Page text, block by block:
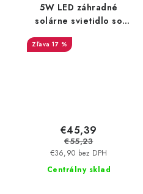
5W LED záhradné
solárne svietidlo so
400lm - čierne
17 %
Centrálny sklad
€36,90 bez DPH
€45,39
€55,23